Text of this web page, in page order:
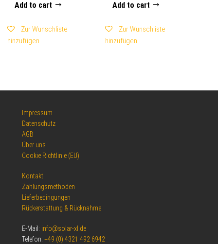
Add to cart
Zur Wunschliste
hinzufügen
Add to cart
Zur Wunschliste
hinzufügen
Impressum
Datenschutz
AGB
Über uns
Cookie Richtlinie (EU)
Kontakt
Zahlungsmethoden
Lieferbedingungen
Rückerstattung & Rücknahme
E-Mail: info@solar-xl.de
Telefon: +49 (0) 4321 492 6942